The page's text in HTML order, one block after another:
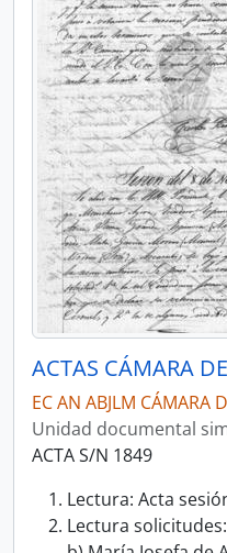
EC AN ABJLM CÁMARA
Unidad documental
ACTA S/N 1849
Lectura: Acta
Lectura